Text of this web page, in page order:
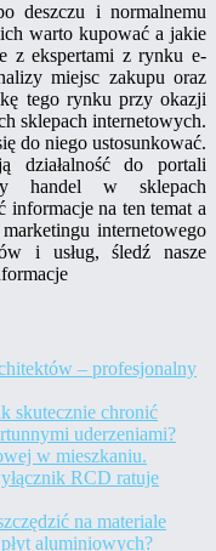
deszczu i normalnemu
warto kupować a jakie
z ekspertami z rynku e-
miejsc zakupu oraz
tego rynku przy okazji
sklepach internetowych.
do niego ustosunkować.
działalność do portali
handel w sklepach
informacje na ten temat a
internetowego
i usług, śledź nasze
– profesjonalny
skutecznie chronić
uderzeniami?
w mieszkaniu.
RCD ratuje
na materiale
aluminiowych?